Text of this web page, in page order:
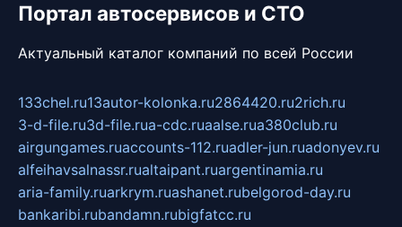
Портал автосервисов и СТО
Актуальный каталог компаний по всей России
133chel.ru13autor-kolonka.ru2864420.ru2rich.ru
3-d-file.ru3d-file.rua-cdc.ruaalse.rua380club.ru
airgungames.ruaccounts-112.ruadler-jun.ruadonyev.ru
alfeihavsalnassr.rualtaipant.ruargentinamia.ru
aria-family.ruarkrym.ruashanet.rubelgorod-day.ru
bankaribi.rubandamn.rubigfatcc.ru